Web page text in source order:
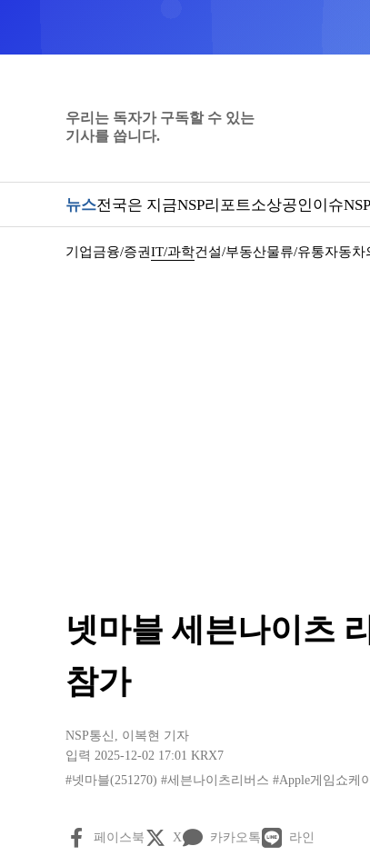
우리는 독자가 구독할 수 있는
기사를 씁니다.
뉴스전국은 지금NSP리포트소상공인이슈
기업금융/증권IT/과학건설/부동산물류/유통자동차
넷마블 세븐나이츠
참가
NSP통신 , 이복현 기자
입력 2025-12-02 17:01 KRX7
#넷마블(251270) #세븐나이츠리버스 #Apple게임쇼케
페이스북 X 카카오톡 라인